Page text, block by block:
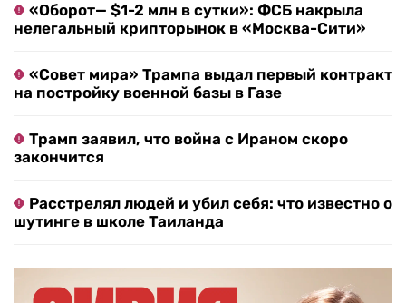
«Оборот— $1-2 млн в сутки»: ФСБ накрыла
нелегальный крипторынок в «Москва-Сити»
«Совет мира» Трампа выдал первый контракт
на постройку военной базы в Газе
Трамп заявил, что война с Ираном скоро
закончится
Расстрелял людей и убил себя: что известно о
шутинге в школе Таиланда